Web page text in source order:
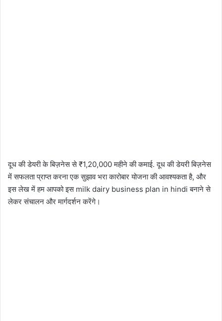
दूध की डेयरी के बिज़नेस से ₹1,20,000 महीने की कमाई. दूध की डेयरी बिज़नेस
में सफलता प्राप्त करना एक सुझाव भरा कारोबार योजना की आवश्यकता है, और
इस लेख में हम आपको इस milk dairy business plan in hindi बनाने से
लेकर संचालन और मार्गदर्शन करेंगे।